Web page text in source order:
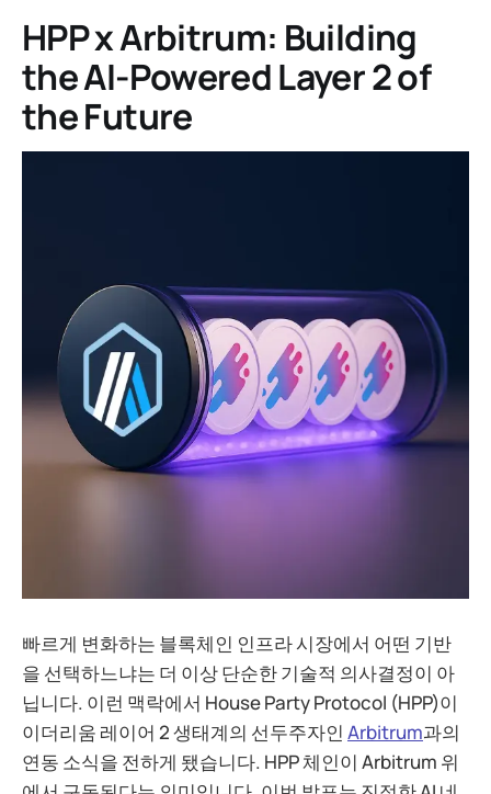
HPP x Arbitrum: Building
the AI-Powered Layer 2 of
the Future
빠르게 변화하는 블록체인 인프라 시장에서 어떤 기반
을 선택하느냐는 더 이상 단순한 기술적 의사결정이 아
닙니다. 이런 맥락에서 House Party Protocol (HPP)이
이더리움 레이어 2 생태계의 선두주자인 Arbitrum과의
연동 소식을 전하게 됐습니다. HPP 체인이 Arbitrum 위